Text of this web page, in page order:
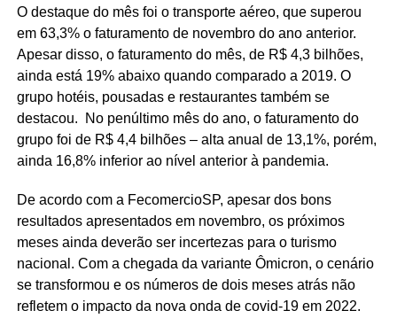
O destaque do mês foi o transporte aéreo, que superou
em 63,3% o faturamento de novembro do ano anterior.
Apesar disso, o faturamento do mês, de R$ 4,3 bilhões,
ainda está 19% abaixo quando comparado a 2019. O
grupo hotéis, pousadas e restaurantes também se
destacou. No penúltimo mês do ano, o faturamento do
grupo foi de R$ 4,4 bilhões – alta anual de 13,1%, porém,
ainda 16,8% inferior ao nível anterior à pandemia.
De acordo com a FecomercioSP, apesar dos bons
resultados apresentados em novembro, os próximos
meses ainda deverão ser incertezas para o turismo
nacional. Com a chegada da variante Ômicron, o cenário
se transformou e os números de dois meses atrás não
refletem o impacto da nova onda de covid-19 em 2022.